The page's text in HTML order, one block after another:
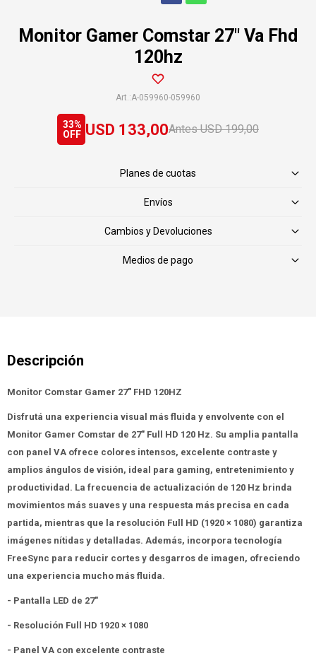
Monitor Gamer Comstar 27" Va Fhd
120hz
A-059960-059960
USD 133,00 USD 199,00
33
Planes de cuotas
Envíos
Cambios y Devoluciones
Medios de pago
Monitor Comstar Gamer 27" FHD 120HZ
Disfrutá una experiencia visual más fluida y envolvente con el
Monitor Gamer Comstar de 27" Full HD 120 Hz. Su amplia pantalla
con panel VA ofrece colores intensos, excelente contraste y
amplios ángulos de visión, ideal para gaming, entretenimiento y
productividad. La frecuencia de actualización de 120 Hz brinda
movimientos más suaves y una respuesta más precisa en cada
partida, mientras que la resolución Full HD (1920 × 1080) garantiza
imágenes nítidas y detalladas. Además, incorpora tecnología
FreeSync para reducir cortes y desgarros de imagen, ofreciendo
una experiencia mucho más fluida.
- Pantalla LED de 27"
- Resolución Full HD 1920 × 1080
- Panel VA con excelente contraste